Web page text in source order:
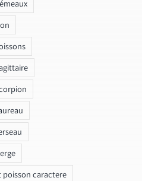
caractere